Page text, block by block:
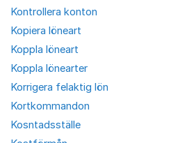
Kontrollera konton
Kopiera löneart
Koppla löneart
Koppla lönearter
Korrigera felaktig lön
Kortkommandon
Kosntadsställe